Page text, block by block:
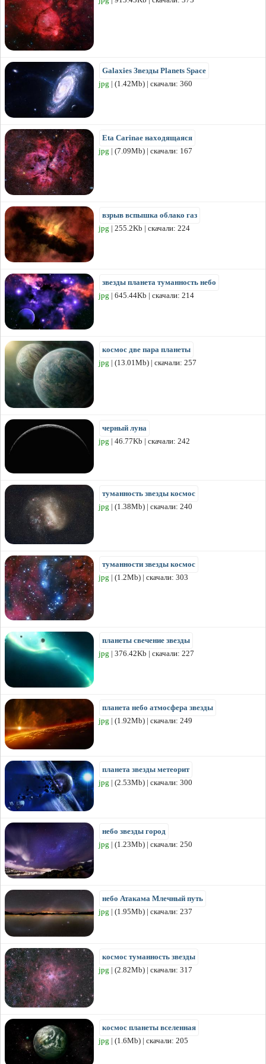
Galaxies Звезды Planets Space
jpg | (1.42Mb) | скачали: 360
Eta Carinae находящаяся
jpg | (7.09Mb) | скачали: 167
взрыв вспышка облако газ
jpg | 255.2Kb | скачали: 224
звезды планета туманность небо
jpg | 645.44Kb | скачали: 214
космос две пара планеты
jpg | (13.01Mb) | скачали: 257
черный луна
jpg | 46.77Kb | скачали: 242
туманность звезды космос
jpg | (1.38Mb) | скачали: 240
туманности звезды космос
jpg | (1.2Mb) | скачали: 303
планеты свечение звезды
jpg | 376.42Kb | скачали: 227
планета небо атмосфера звезды
jpg | (1.92Mb) | скачали: 249
планета звезды метеорит
jpg | (2.53Mb) | скачали: 300
небо звезды город
jpg | (1.23Mb) | скачали: 250
небо Атакама Млечный путь
jpg | (1.95Mb) | скачали: 237
космос туманность звезды
jpg | (2.82Mb) | скачали: 317
космос планеты вселенная
jpg | (1.6Mb) | скачали: 205